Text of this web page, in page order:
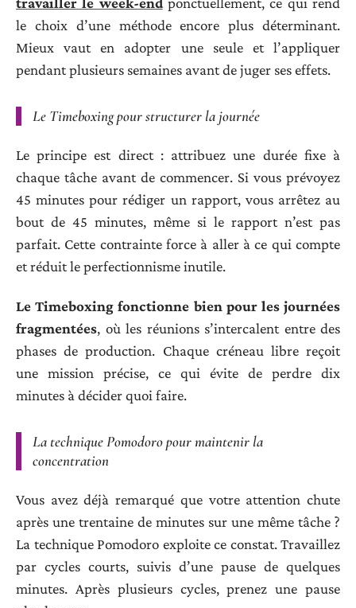
le choix d’une méthode encore plus déterminant.
Mieux vaut en adopter une seule et l’appliquer
pendant plusieurs semaines avant de juger ses effets.
Le Timeboxing pour structurer la journée
Le principe est direct : attribuez une durée fixe à
chaque tâche avant de commencer. Si vous prévoyez
45 minutes pour rédiger un rapport, vous arrêtez au
bout de 45 minutes, même si le rapport n’est pas
parfait. Cette contrainte force à aller à ce qui compte
et réduit le perfectionnisme inutile.
Le Timeboxing fonctionne bien pour les journées
fragmentées, où les réunions s’intercalent entre des
phases de production. Chaque créneau libre reçoit
une mission précise, ce qui évite de perdre dix
minutes à décider quoi faire.
La technique Pomodoro pour maintenir la
concentration
Vous avez déjà remarqué que votre attention chute
après une trentaine de minutes sur une même tâche ?
La technique Pomodoro exploite ce constat. Travaillez
par cycles courts, suivis d’une pause de quelques
minutes. Après plusieurs cycles, prenez une pause